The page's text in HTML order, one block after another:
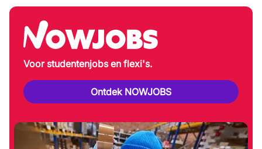
Voor studentenjobs en flexi's.
Ontdek NOWJOBS